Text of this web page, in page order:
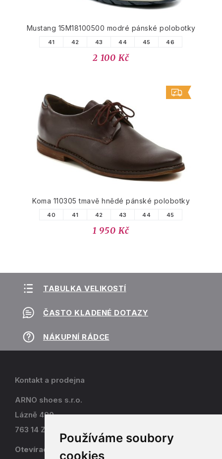
Používáme soubory
cookies
Mustang 15M18100500 modré pánské polobotky
41 42 43 44 45 46
2 100 Kč
Koma 110305 tmavě hnědé pánské polobotky
40 41 42 43 44 45
1 950 Kč
TABULKA VELIKOSTÍ
ČASTO KLADENÉ DOTAZY
NÁKUPNÍ RÁDCE
Kontakt a prodejna
ARNO shoes s.r.o.
Lázně 490
763 14 Zlín - Kostelec
Otevírací doba